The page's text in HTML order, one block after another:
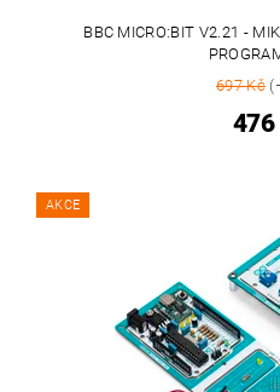
BBC MICRO:BIT V2.21 -
697 Kč
476
AKCE